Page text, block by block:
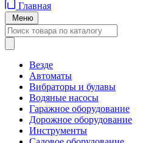
Главная
Меню
Везде
Автоматы
Вибраторы и булавы
Водяные насосы
Гаражное оборудование
Дорожное оборудование
Инструменты